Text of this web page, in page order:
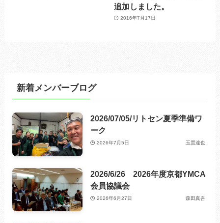
追加しました。
2016年7月17日
新着メンバーブログ
2026/07/05/リトセン夏季準備ワ
ーク
2026年7月5日 玉置達也
2026/6/26 2026年度京都YMCA
会員協議会
2026年6月27日 森田真吾